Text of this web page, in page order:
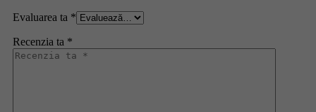
Evaluarea ta *
Recenzia ta *